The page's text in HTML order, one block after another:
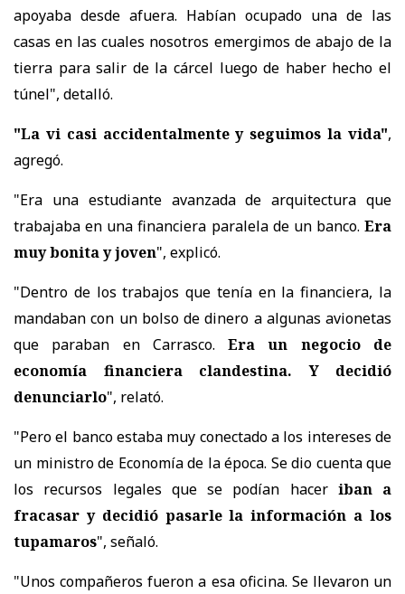
apoyaba desde afuera. Habían ocupado una de las
casas en las cuales nosotros emergimos de abajo de la
tierra para salir de la cárcel luego de haber hecho el
túnel", detalló.
"La vi casi accidentalmente y seguimos la vida",
agregó.
"Era una estudiante avanzada de arquitectura que
trabajaba en una financiera paralela de un banco. Era
muy bonita y joven", explicó.
"Dentro de los trabajos que tenía en la financiera, la
mandaban con un bolso de dinero a algunas avionetas
que paraban en Carrasco.Era un negocio de
economía financiera clandestina. Y decidió
denunciarlo", relató.
"Pero el banco estaba muy conectado a los intereses de
un ministro de Economía de la época. Se dio cuenta que
los recursos legales que se podían haceriban a
fracasar y decidió pasarle la información a los
tupamaros", señaló.
"Unos compañeros fueron a esa oficina. Se llevaron un